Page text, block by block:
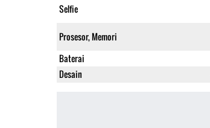
Selfie
Prosesor, Memori
Baterai
Desain